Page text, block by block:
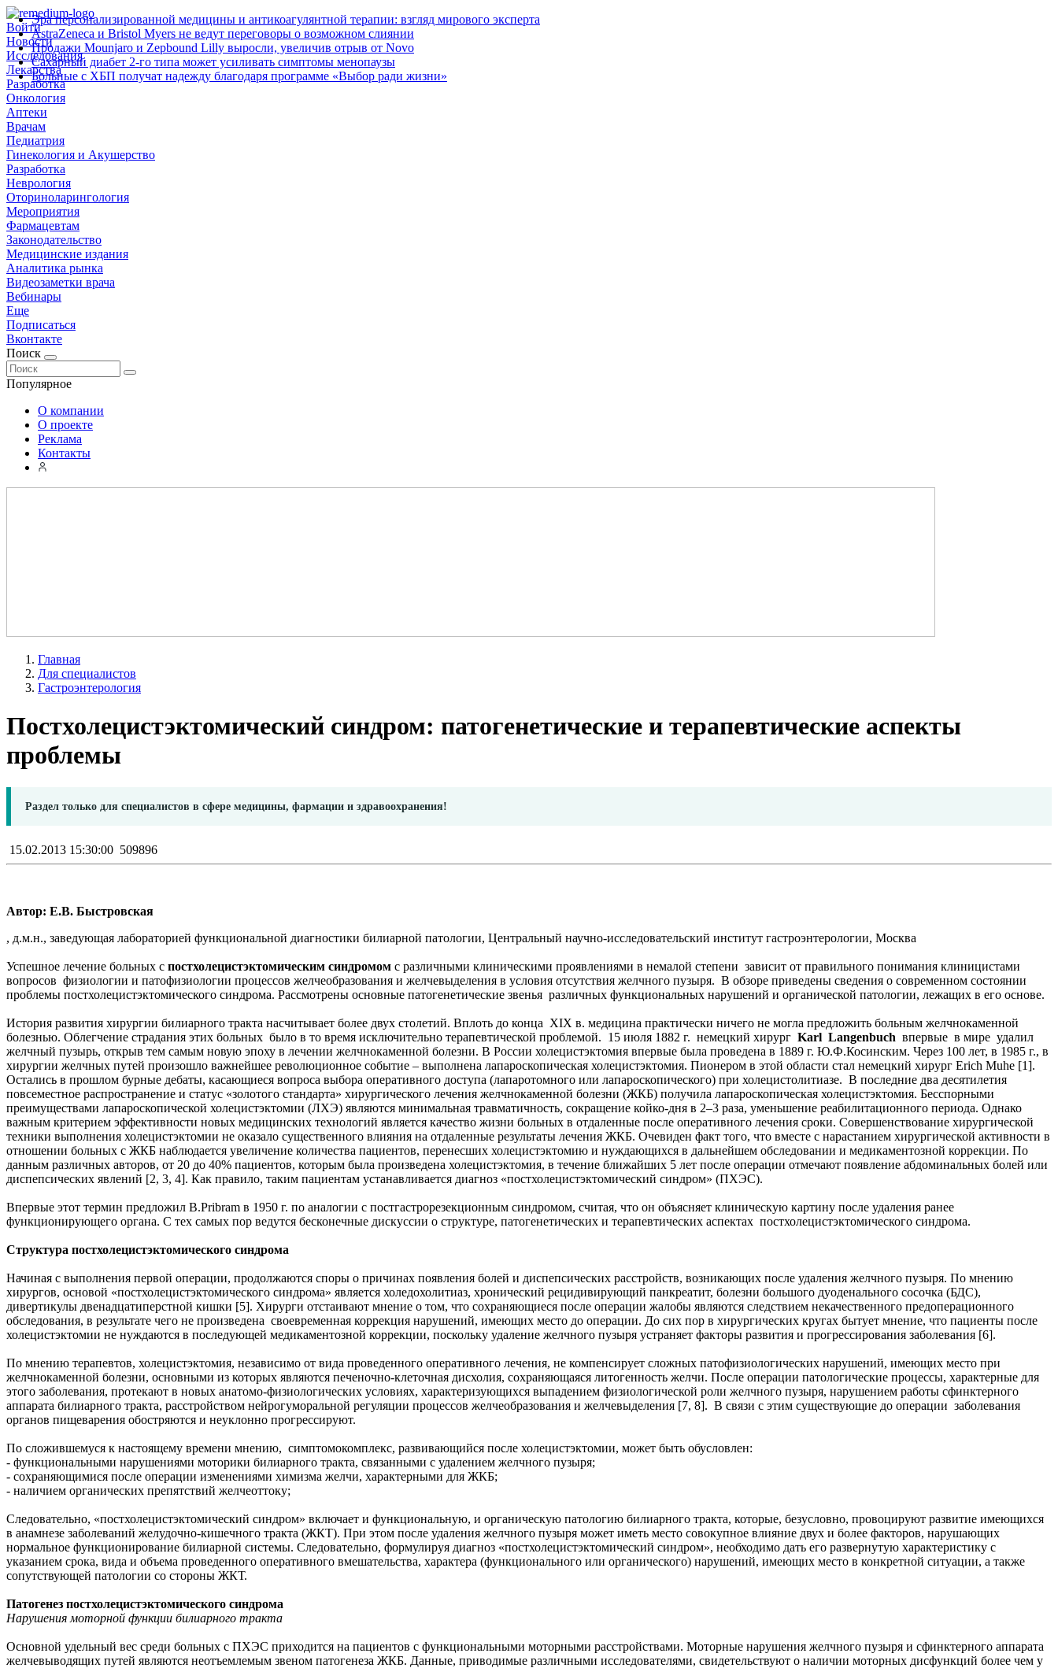
Войти
Новости
Исследования
Лекарства
Разработка
Онкология
Аптеки
Врачам
Педиатрия
Гинекология и Акушерство
Разработка
Неврология
Оториноларингология
Мероприятия
Фармацевтам
Законодательство
Медицинские издания
Аналитика рынка
Видеозаметки врача
Вебинары
Еще
Подписаться
Вконтакте
Поиск
Популярное
Эра персонализированной медицины и антикоагулянтной терапии: взгляд мирового эксперта
AstraZeneca и Bristol Myers не ведут переговоры о возможном слиянии
Продажи Mounjaro и Zepbound Lilly выросли, увеличив отрыв от Novo
Сахарный диабет 2‑го типа может усиливать симптомы менопаузы
Больные с ХБП получат надежду благодаря программе «Выбор ради жизни»
О компании
О проекте
Реклама
Контакты
Главная
Для специалистов
Гастроэнтерология
Постхолецистэктомический синдром: патогенетические и терапевтические аспекты
проблемы
Раздел только для специалистов в сфере медицины, фармации и здравоохранения!
15.02.2013 15:30:00 509896
Автор: Е.В. Быстровская
, д.м.н., заведующая лабораторией функциональной диагностики билиарной патологии, Центральный научно-исследовательский институт гастроэнтерологии, Москва
Успешное лечение больных с постхолецистэктомическим синдромом с различными клиническими проявлениями в немалой степени зависит от правильного понимания клиницистами
вопросов физиологии и патофизиологии процессов желчеобразования и желчевыделения в условия отсутствия желчного пузыря. В обзоре приведены сведения о современном состоянии
проблемы постхолецистэктомического синдрома. Рассмотрены основные патогенетические звенья различных функциональных нарушений и органической патологии, лежащих в его основе.
История развития хирургии билиарного тракта насчитывает более двух столетий. Вплоть до конца XIX в. медицина практически ничего не могла предложить больным желчнокаменной
болезнью. Облегчение страдания этих больных было в то время исключительно терапевтической проблемой. 15 июля 1882 г. немецкий хирург Karl Langenbuch впервые в мире удалил
желчный пузырь, открыв тем самым новую эпоху в лечении желчнокаменной болезни. В России холецистэктомия впервые была проведена в 1889 г. Ю.Ф.Косинским. Через 100 лет, в 1985 г., в
хирургии желчных путей произошло важнейшее революционное событие – выполнена лапароскопическая холецистэктомия. Пионером в этой области стал немецкий хирург Erich Muhe [1].
Остались в прошлом бурные дебаты, касающиеся вопроса выбора оперативного доступа (лапаротомного или лапароскопического) при холецистолитиазе. В последние два десятилетия
повсеместное распространение и статус «золотого стандарта» хирургического лечения желчнокаменной болезни (ЖКБ) получила лапароскопическая холецистэктомия. Бесспорными
преимуществами лапароскопической холецистэктомии (ЛХЭ) являются минимальная травматичность, сокращение койко-дня в 2–3 раза, уменьшение реабилитационного периода. Однако
важным критерием эффективности новых медицинских технологий является качество жизни больных в отдаленные после оперативного лечения сроки. Совершенствование хирургической
техники выполнения холецистэктомии не оказало существенного влияния на отдаленные результаты лечения ЖКБ. Очевиден факт того, что вместе с нарастанием хирургической активности в
отношении больных с ЖКБ наблюдается увеличение количества пациентов, перенесших холецистэктомию и нуждающихся в дальнейшем обследовании и медикаментозной коррекции. По
данным различных авторов, от 20 до 40% пациентов, которым была произведена холецистэктомия, в течение ближайших 5 лет после операции отмечают появление абдоминальных болей или
диспепсических явлений [2, 3, 4]. Как правило, таким пациентам устанавливается диагноз «постхолецистэктомический синдром» (ПХЭС).
Впервые этот термин предложил B.Pribram в 1950 г. по аналогии с постгастрорезекционным синдромом, считая, что он объясняет клиническую картину после удаления ранее
функционирующего органа. С тех самых пор ведутся бесконечные дискуссии о структуре, патогенетических и терапевтических аспектах постхолецистэктомического синдрома.
Структура постхолецистэктомического синдрома
Начиная с выполнения первой операции, продолжаются споры о причинах появления болей и диспепсических расстройств, возникающих после удаления желчного пузыря. По мнению
хирургов, основой «постхолецистэктомического синдрома» является холедохолитиаз, хронический рецидивирующий панкреатит, болезни большого дуоденального сосочка (БДС),
дивертикулы двенадцатиперстной кишки [5]. Хирурги отстаивают мнение о том, что сохраняющиеся после операции жалобы являются следствием некачественного предоперационного
обследования, в результате чего не произведена своевременная коррекция нарушений, имеющих место до операции. До сих пор в хирургических кругах бытует мнение, что пациенты после
холецистэктомии не нуждаются в последующей медикаментозной коррекции, поскольку удаление желчного пузыря устраняет факторы развития и прогрессирования заболевания [6].
По мнению терапевтов, холецистэктомия, независимо от вида проведенного оперативного лечения, не компенсирует сложных патофизиологических нарушений, имеющих место при
желчнокаменной болезни, основными из которых являются печеночно-клеточная дисхолия, сохраняющаяся литогенность желчи. После операции патологические процессы, характерные для
этого заболевания, протекают в новых анатомо-физиологических условиях, характеризующихся выпадением физиологической роли желчного пузыря, нарушением работы сфинктерного
аппарата билиарного тракта, расстройством нейрогуморальной регуляции процессов желчеобразования и желчевыделения [7, 8]. В связи с этим существующие до операции заболевания
органов пищеварения обостряются и неуклонно прогрессируют.
По сложившемуся к настоящему времени мнению, симптомокомплекс, развивающийся после холецистэктомии, может быть обусловлен:
- функциональными нарушениями моторики билиарного тракта, связанными с удалением желчного пузыря;
- сохраняющимися после операции изменениями химизма желчи, характерными для ЖКБ;
- наличием органических препятствий желчеоттоку;
Следовательно, «постхолецистэктомический синдром» включает и функциональную, и органическую патологию билиарного тракта, которые, безусловно, провоцируют развитие имеющихся
в анамнезе заболеваний желудочно-кишечного тракта (ЖКТ). При этом после удаления желчного пузыря может иметь место совокупное влияние двух и более факторов, нарушающих
нормальное функционирование билиарной системы. Следовательно, формулируя диагноз «постхолецистэктомический синдром», необходимо дать его развернутую характеристику с
указанием срока, вида и объема проведенного оперативного вмешательства, характера (функционального или органического) нарушений, имеющих место в конкретной ситуации, а также
сопутствующей патологии со стороны ЖКТ.
Патогенез постхолецистэктомического синдрома
Нарушения моторной функции билиарного тракта
Основной удельный вес среди больных с ПХЭС приходится на пациентов с функциональными моторными расстройствами. Моторные нарушения желчного пузыря и сфинктерного аппарата
желчевыводящих путей являются неотъемлемым звеном патогенеза ЖКБ. Данные, приводимые различными исследователями, свидетельствуют о наличии моторных дисфункций более чем у